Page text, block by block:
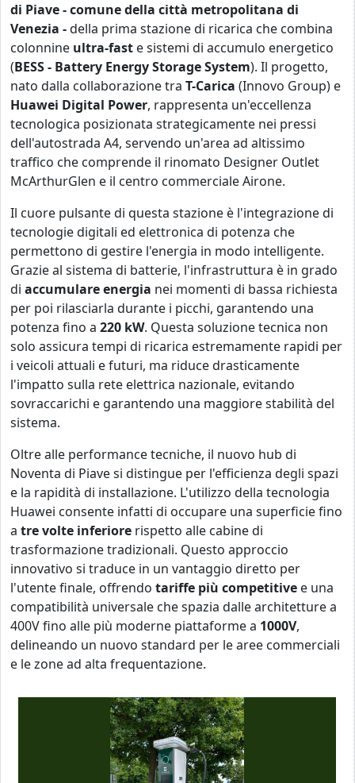
di Piave - comune della città metropolitana di
Venezia -della prima stazione di ricarica che combina
colonnine ultra-fast e sistemi di accumulo energetico
(BESS - Battery Energy Storage System). Il progetto,
nato dalla collaborazione tra T-Carica (Innovo Group) e
Huawei Digital Power, rappresenta un'eccellenza
tecnologica posizionata strategicamente nei pressi
dell'autostrada A4, servendo un'area ad altissimo
traffico che comprende il rinomato Designer Outlet
McArthurGlen e il centro commerciale Airone.
Il cuore pulsante di questa stazione è l'integrazione di
tecnologie digitali ed elettronica di potenza che
permettono di gestire l'energia in modo intelligente.
Grazie al sistema di batterie, l'infrastruttura è in grado
di accumulare energia nei momenti di bassa richiesta
per poi rilasciarla durante i picchi, garantendo una
potenza fino a 220 kW. Questa soluzione tecnica non
solo assicura tempi di ricarica estremamente rapidi per
i veicoli attuali e futuri, ma riduce drasticamente
l'impatto sulla rete elettrica nazionale, evitando
sovraccarichi e garantendo una maggiore stabilità del
sistema.
Oltre alle performance tecniche, il nuovo hub di
Noventa di Piave si distingue per l'efficienza degli spazi
e la rapidità di installazione. L'utilizzo della tecnologia
Huawei consente infatti di occupare una superficie fino
a tre volte inferiore rispetto alle cabine di
trasformazione tradizionali. Questo approccio
innovativo si traduce in un vantaggio diretto per
l'utente finale, offrendo tariffe più competitive e una
compatibilità universale che spazia dalle architetture a
400V fino alle più moderne piattaforme a 1000V,
delineando un nuovo standard per le aree commerciali
e le zone ad alta frequentazione.